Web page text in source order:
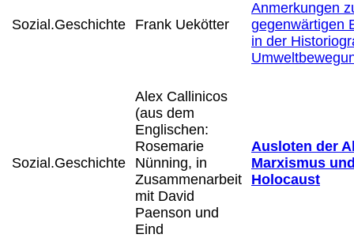
Sozial.Geschichte Frank Uekötter
Anmerkungen
gegenwärtigen
in der
Sozial.Geschichte
Alex Callinicos
(aus dem
Englischen:
Rosemarie
Nünning, in
Zusammenarbeit
mit David
Paenson und
Eind
Ausloten der
Marxismus
Holocaust